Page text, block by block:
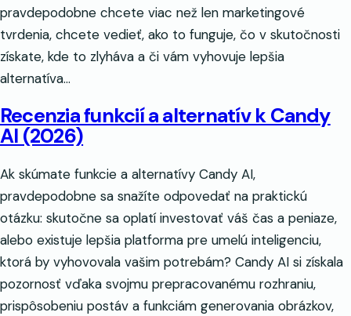
pravdepodobne chcete viac než len marketingové
tvrdenia, chcete vedieť, ako to funguje, čo v skutočnosti
získate, kde to zlyháva a či vám vyhovuje lepšia
alternatíva...
Recenzia funkcií a alternatív k Candy
AI (2026)
Ak skúmate funkcie a alternatívy Candy AI,
pravdepodobne sa snažíte odpovedať na praktickú
otázku: skutočne sa oplatí investovať váš čas a peniaze,
alebo existuje lepšia platforma pre umelú inteligenciu,
ktorá by vyhovovala vašim potrebám? Candy AI si získala
pozornosť vďaka svojmu prepracovanému rozhraniu,
prispôsobeniu postáv a funkciám generovania obrázkov,